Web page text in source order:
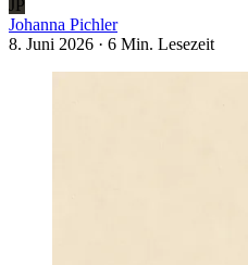
JP
Johanna Pichler
8. Juni 2026 · 6 Min. Lesezeit